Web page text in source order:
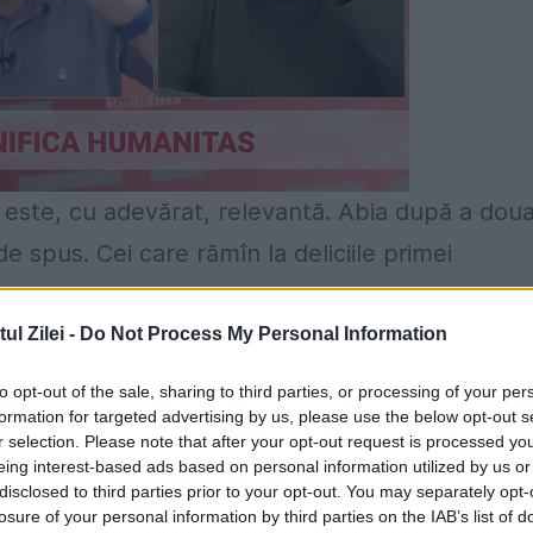
Zilei - Do Not Process My Personal Information
opt-out of the sale, sharing to third parties, or processing of your
for targeted advertising by us, please use the below opt-out
selection. Please note that after your opt-out request is processed
interest-based ads based on personal information utilized by us
to third parties prior to your opt-out. You may separately
of your personal information by third parties on the IAB’s list of
cu adevărat, relevantă. Abia după a doua
spus. Cei care rămîn la deliciile primei
de fapt, să-și chestioneze steaua. Nu
nu se forțează, știu, dar dacă limitele lui sînt
cineaști face un film actual inspirat de
nerăbdător. Era, cumva, de la sine înțeles
proze. Dar surpriza a fost cu atît mai